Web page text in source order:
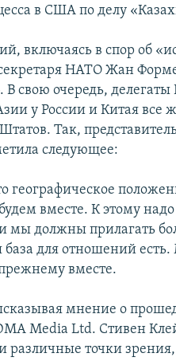
в США по делу
включаясь в спор об
НАТО Жан
В свою очередь,
у России и Китая все
Так,
следующее:
географическое
вместе. К этому
мы должны прилагать
для отношений
вместе.
мнение о
Media Ltd. Стивен
различные точки